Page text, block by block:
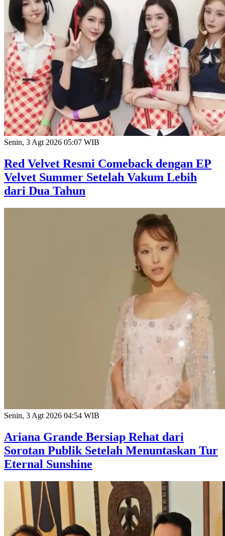
Senin, 3 Agt 2026 05:07 WIB
Red Velvet Resmi Comeback dengan EP
Velvet Summer Setelah Vakum Lebih
dari Dua Tahun
Senin, 3 Agt 2026 04:54 WIB
Ariana Grande Bersiap Rehat dari
Sorotan Publik Setelah Menuntaskan Tur
Eternal Sunshine